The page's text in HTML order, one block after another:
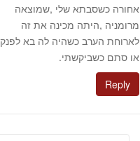
אחורה כשסבתא שלי ,שמוצאה
מרומניה ,היתה מכינה את זה
לארוחת הערב כשהיה לה בא לפנק
או סתם כשביקשתי.
Reply